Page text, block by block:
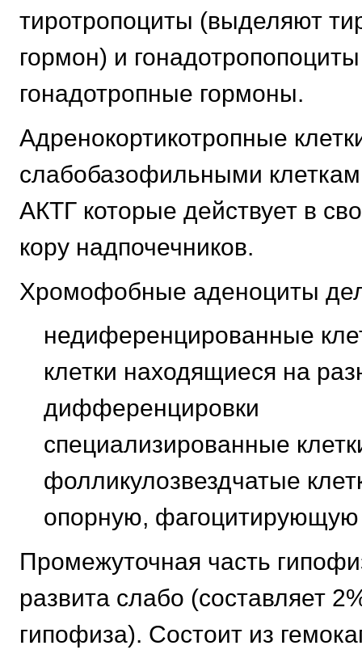
тиротропоциты (выделяют
гормон) и
гонадотропные гормоны.
Адренокортикотропные
слабобазофильными
АКТГ которые действует в
кору надпочечников.
Хромофобные аденоциты
недиференцированные
клетки находящиеся на
дифференцировки
специализированные
фолликулозвездчатые
опорную,
Промежуточная часть
развита слабо (составляет
гипофиза). Состоит из